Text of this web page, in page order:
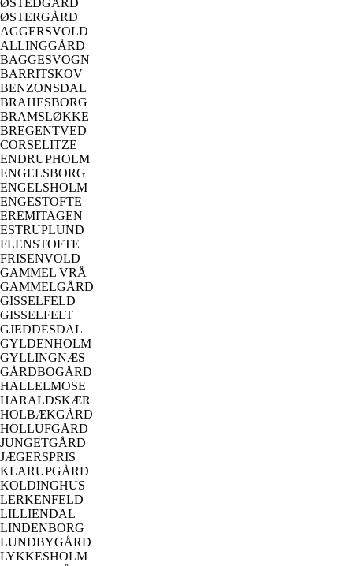
ØSTERGÅRD
AGGERSVOLD
ALLINGGÅRD
BAGGESVOGN
BARRITSKOV
BENZONSDAL
BRAHESBORG
BRAMSLØKKE
BREGENTVED
CORSELITZE
ENDRUPHOLM
ENGELSBORG
ENGELSHOLM
ENGESTOFTE
EREMITAGEN
ESTRUPLUND
FLENSTOFTE
FRISENVOLD
GAMMEL VRÅ
GAMMELGÅRD
GISSELFELD
GISSELFELT
GJEDDESDAL
GYLDENHOLM
GYLLINGNÆS
GÅRDBOGÅRD
HALLELMOSE
HARALDSKÆR
HOLBÆKGÅRD
HOLLUFGÅRD
JUNGETGÅRD
JÆGERSPRIS
KLARUPGÅRD
KOLDINGHUS
LERKENFELD
LILLIENDAL
LINDENBORG
LUNDBYGÅRD
LYKKESHOLM